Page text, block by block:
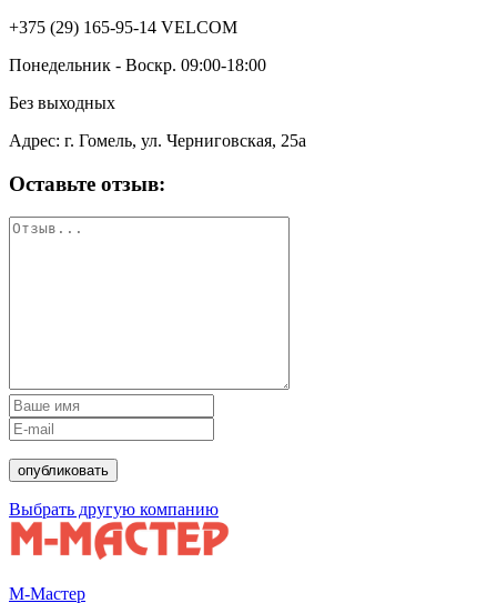
+375 (29) 165-95-14 VELCOM
Понедельник - Воскр. 09:00-18:00
Без выходных
Адрес: г. Гомель, ул. Черниговская, 25а
Оставьте отзыв:
Выбрать другую компанию
М-Мастер